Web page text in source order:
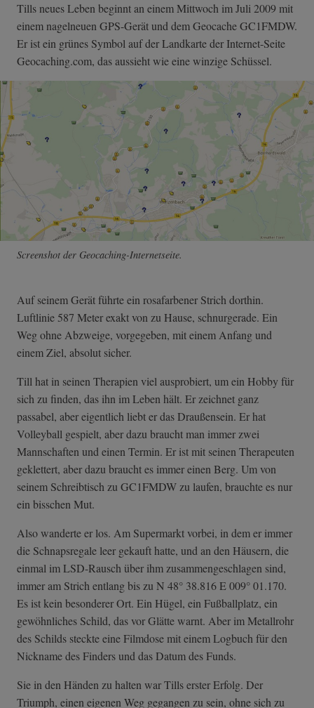
Tills neues Leben beginnt an einem Mittwoch im Juli 2009 mit
einem nagelneuen GPS-Gerät und dem Geocache GC1FMDW.
Er ist ein grünes Symbol auf der Landkarte der Internet-Seite
Geocaching.com, das aussieht wie eine winzige Schüssel.
Screenshot der Geocaching-Internetseite.
Auf seinem Gerät führte ein rosafarbener Strich dorthin.
Luftlinie 587 Meter exakt von zu Hause, schnurgerade. Ein
Weg ohne Abzweige, vorgegeben, mit einem Anfang und
einem Ziel, absolut sicher.
Till hat in seinen Therapien viel ausprobiert, um ein Hobby für
sich zu finden, das ihn im Leben hält. Er zeichnet ganz
passabel, aber eigentlich liebt er das Draußensein. Er hat
Volleyball gespielt, aber dazu braucht man immer zwei
Mannschaften und einen Termin. Er ist mit seinen Therapeuten
geklettert, aber dazu braucht es immer einen Berg. Um von
seinem Schreibtisch zu GC1FMDW zu laufen, brauchte es nur
ein bisschen Mut.
Also wanderte er los. Am Supermarkt vorbei, in dem er immer
die Schnapsregale leer gekauft hatte, und an den Häusern, die
einmal im LSD-Rausch über ihm zusammengeschlagen sind,
immer am Strich entlang bis zu N 48° 38.816 E 009° 01.170.
Es ist kein besonderer Ort. Ein Hügel, ein Fußballplatz, ein
gewöhnliches Schild, das vor Glätte warnt. Aber im Metallrohr
des Schilds steckte eine Filmdose mit einem Logbuch für den
Nickname des Finders und das Datum des Funds.
Sie in den Händen zu halten war Tills erster Erfolg. Der
Triumph, einen eigenen Weg gegangen zu sein, ohne sich zu